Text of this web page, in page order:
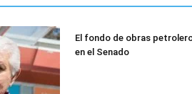
El fondo de obras
en el Senado